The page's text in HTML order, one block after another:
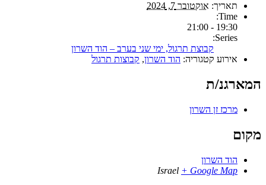
תאריך: אוקטובר 7, 2024
Time:
19:30 - 21:00
Series:
קבוצת תרגול, ימי שני בערב – הוד השרון
אירוע קטגוריה: הוד השרון, קבוצות תרגול
המארגנ/ת
מרכז זן השרון
מקום
הוד השרון
Israel + Google Map